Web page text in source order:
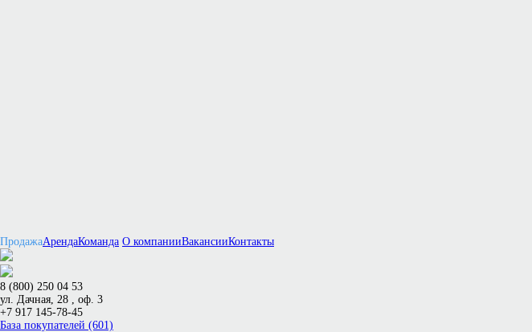
ПродажаАрендаКоманда О компанииВакансииКонтакты
8 (800) 250 04 53
ул. Дачная, 28 , оф. 3
+7 917 145-78-45
База покупателей (601)